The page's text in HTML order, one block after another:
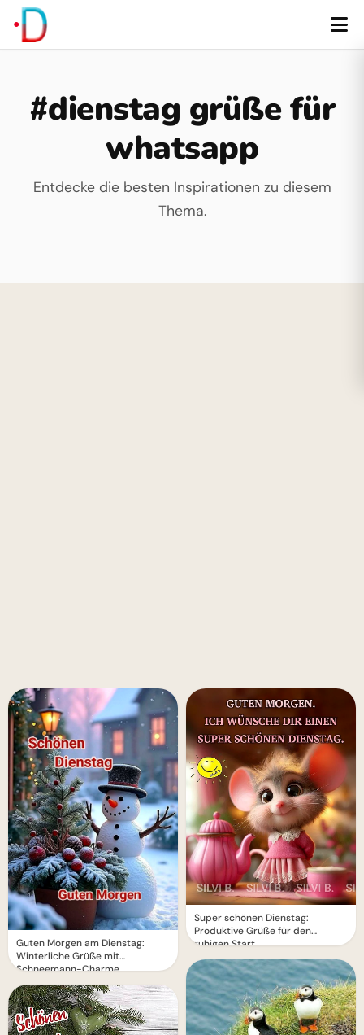
#dienstag grüße für
whatsapp
Entdecke die besten Inspirationen zu diesem
Thema.
Guten Morgen am Dienstag:
Winterliche Grüße mit
Schneemann-Charme
Super schönen Dienstag:
Produktive Grüße für den
ruhigen Start